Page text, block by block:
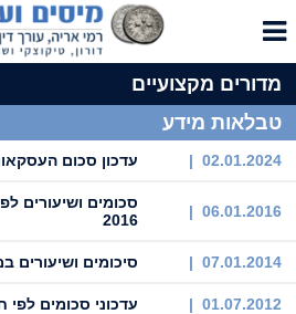
מדורים מקצועיים
טבלאות מידע
02.01.2024 | עדכון סכום
06.01.2016 |
סכומים ושיעורים
2016
07.01.2014 | סיכומים ושיעורים
01.07.2012 | עדכוני סכומים לפי